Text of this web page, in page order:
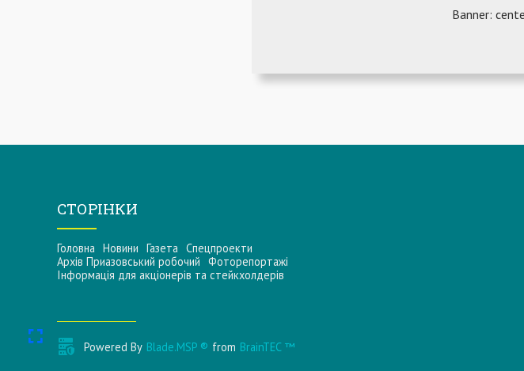
СТОРІНКИ
Головна Новини Газета Спецпроекти
Архів Приазовський робочий Фоторепортажі
Інформацiя для акцiонерiв та стейкхолдерiв
Powered By Blade.MSP ® from BrainTEC ™